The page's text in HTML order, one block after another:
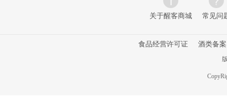
关于醒客商城 常见问
食品经营许可证 酒类备案